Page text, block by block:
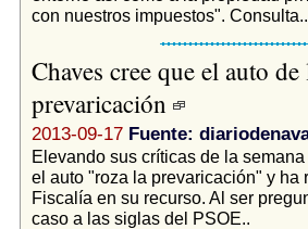
con nuestros impuestos".
Chaves cree que el auto
prevaricación
2013-09-17 Fuente:
Elevando sus críticas de la
el auto "roza la prevaricación" y ha
Fiscalía en su recurso. Al ser
caso a las siglas del PSOE..